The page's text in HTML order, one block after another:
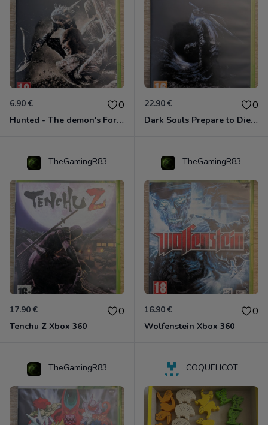
6.90 € 0
Hunted - The demon's Forge Xbox 360 (Complet CIB)
22.90 € 0
Dark Souls Prepare to Die Edition XBOX 360
TheGamingR83
17.90 € 0
Tenchu Z Xbox 360
TheGamingR83
16.90 € 0
Wolfenstein Xbox 360
TheGamingR83 COQUELICOT